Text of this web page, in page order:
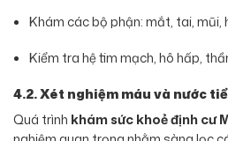
Khám các bộ phận: mắt, tai, mũi,
Kiểm tra hệ tim mạch, hô hấp,
4.2. Xét nghiệm máu và nước
Quá trình khám sức khoẻ định cư